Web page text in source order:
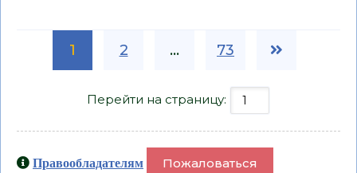
1 2 ... 73
Перейти на страницу:
Правообладателям Пожаловаться